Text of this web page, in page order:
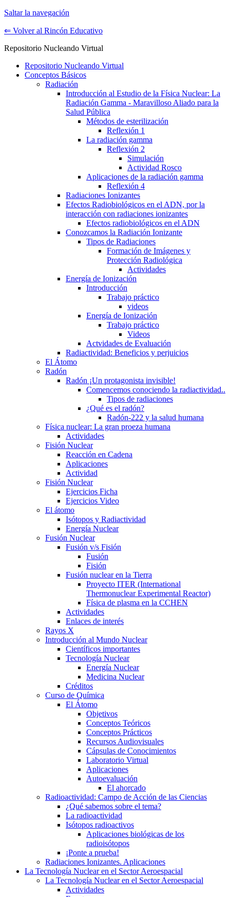
Saltar la navegación
⇐ Volver al Rincón Educativo
Repositorio Nucleando Virtual
Repositorio Nucleando Virtual
Conceptos Básicos
Radiación
Introducción al Estudio de la Física Nuclear: La
Radiación Gamma - Maravilloso Aliado para la
Salud Pública
Métodos de esterilización
Reflexión 1
La radiación gamma
Reflexión 2
Simulación
Actividad Rosco
Aplicaciones de la radiación gamma
Reflexión 4
Radiaciones Ionizantes
Efectos Radiobiológicos en el ADN, por la
interacción con radiaciones ionizantes
Efectos radiobiológicos en el ADN
Conozcamos la Radiación Ionizante
Tipos de Radiaciones
Formación de Imágenes y
Protección Radiológica
Actividades
Energía de Ionización
Introducción
Trabajo práctico
videos
Energía de Ionización
Trabajo práctico
Videos
Actvidades de Evaluación
Radiactividad: Beneficios y perjuicios
El Átomo
Radón
Radón ¡Un protagonista invisible!
Comencemos conociendo la radiactividad..
Tipos de radiaciones
¿Qué es el radón?
Radón-222 y la salud humana
Física nuclear: La gran proeza humana
Actividades
Fisión Nuclear
Reacción en Cadena
Aplicaciones
Actividad
Fisión Nuclear
Ejercicios Ficha
Ejercicios Video
El átomo
Isótopos y Radiactividad
Energía Nuclear
Fusión Nuclear
Fusión v/s Fisión
Fusión
Fisión
Fusión nuclear en la Tierra
Proyecto ITER (International
Thermonuclear Experimental Reactor)
Física de plasma en la CCHEN
Actividades
Enlaces de interés
Rayos X
Introducción al Mundo Nuclear
Científicos importantes
Tecnología Nuclear
Energía Nuclear
Medicina Nuclear
Créditos
Curso de Química
El Átomo
Objetivos
Conceptos Teóricos
Conceptos Prácticos
Recursos Audiovisuales
Cápsulas de Conocimientos
Laboratorio Virtual
Aplicaciones
Autoevaluación
El ahorcado
Radioactividad: Campo de Acción de las Ciencias
¿Qué sabemos sobre el tema?
La radioactividad
Isótopos radioactivos
Aplicaciones biológicas de los
radioisótopos
¡Ponte a prueba!
Radiaciones Ionizantes. Aplicaciones
La Tecnología Nuclear en el Sector Aeroespacial
La Tecnología Nuclear en el Sector Aeroespacial
Actividades